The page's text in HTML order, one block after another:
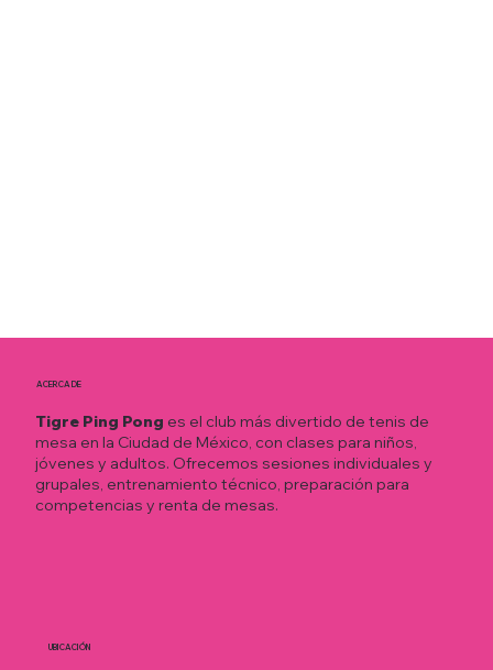
ACERCA DE
Tigre Ping Pong es el club más divertido de tenis de
mesa en la Ciudad de México, con clases para niños,
jóvenes y adultos. Ofrecemos sesiones individuales y
grupales, entrenamiento técnico, preparación para
competencias y renta de mesas.
UBICACIÓN